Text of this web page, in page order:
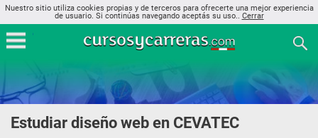
Nuestro sitio utiliza cookies propias y de terceros para ofrecerte una mejor experiencia
de usuario. Si continúas navegando aceptás su uso.. Cerrar
Estudiar diseño web en CEVATEC